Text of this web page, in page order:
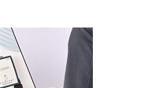
10 шт.